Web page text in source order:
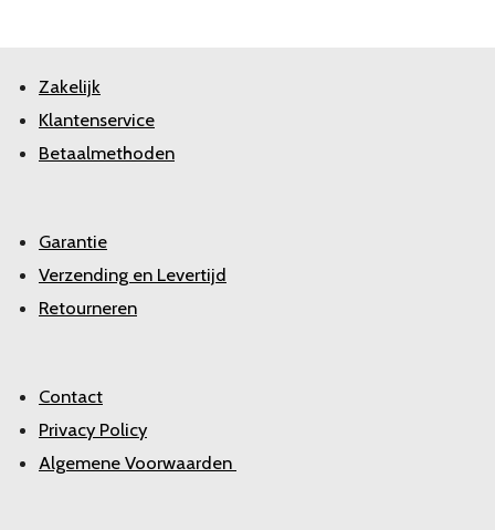
Zakelijk
Klantenservice
Betaalmethoden
Garantie
Verzending en Levertijd
Retourneren
Contact
Privacy Policy
Algemene Voorwaarden